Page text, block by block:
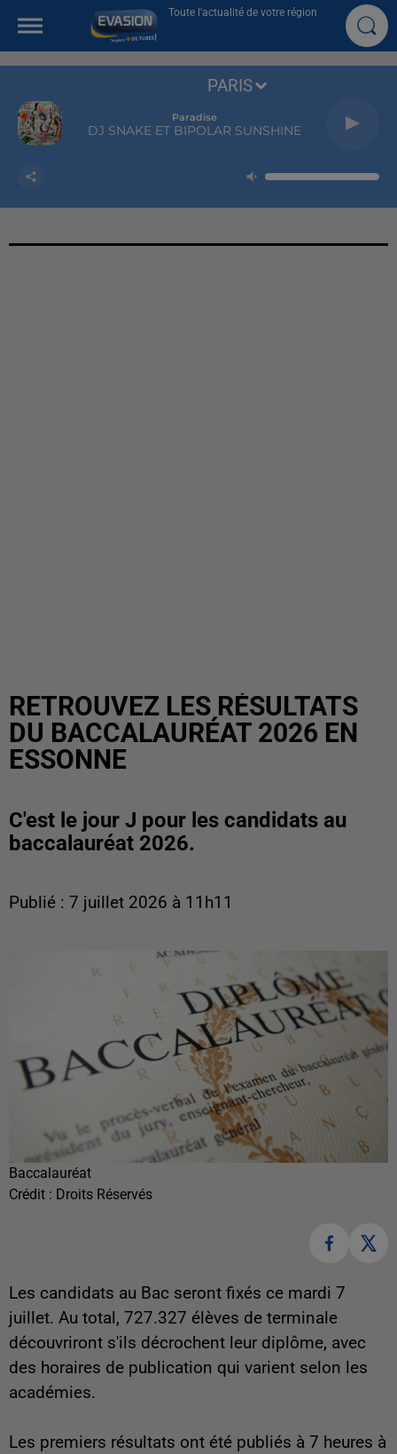
Toute l'actualité de votre région
Paradise
DJ SNAKE ET BIPOLAR SUNSHINE
PARIS
RETROUVEZ LES RÉSULTATS
DU BACCALAURÉAT 2026 EN
ESSONNE
C'est le jour J pour les candidats au
baccalauréat 2026.
Publié : 7 juillet 2026 à 11h11
Baccalauréat
Crédit : Droits Réservés
Les candidats au Bac seront fixés ce mardi 7
juillet. Au total, 727.327 élèves de terminale
découvriront s'ils décrochent leur diplôme, avec
des horaires de publication qui varient selon les
académies.
Les premiers résultats ont été publiés à 7 heures à